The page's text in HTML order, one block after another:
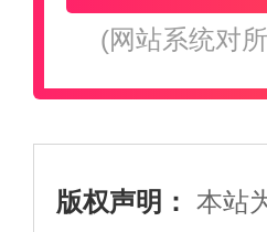
(网站系统对
版权声明： 本站